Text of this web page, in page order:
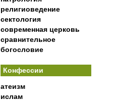
религиоведение
сектология
современная церковь
сравнительное
богословие
Конфессии
атеизм
ислам